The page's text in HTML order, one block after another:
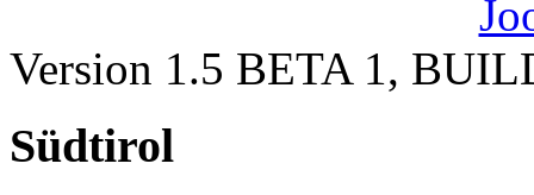
Version 1.5 BETA 1,
Südtirol